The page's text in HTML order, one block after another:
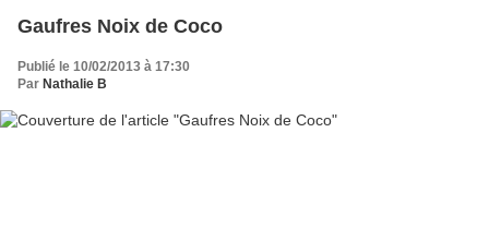
Gaufres Noix de Coco
Publié le 10/02/2013 à 17:30
Par Nathalie B